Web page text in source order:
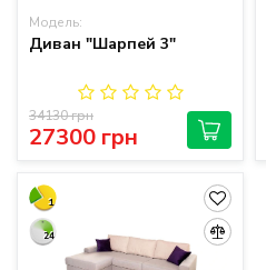
Модель:
Диван "Шарпей 3"
27300 грн
34130 грн
1
24